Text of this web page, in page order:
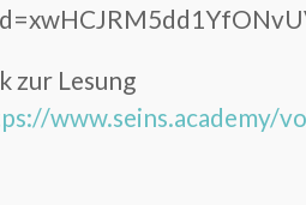
zur Lesung
www.seins.academy/